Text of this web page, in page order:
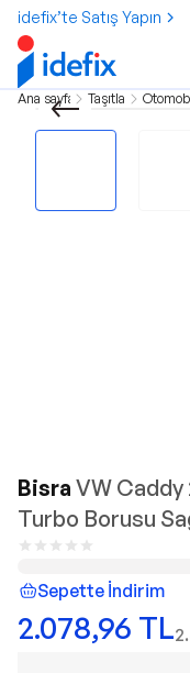
idefix’te Satış Yapın
Ana sayfa Taşıtlar Otomobil
Bisra VW Caddy
Turbo Borusu
Sepette İndirim
2.078,96 TL